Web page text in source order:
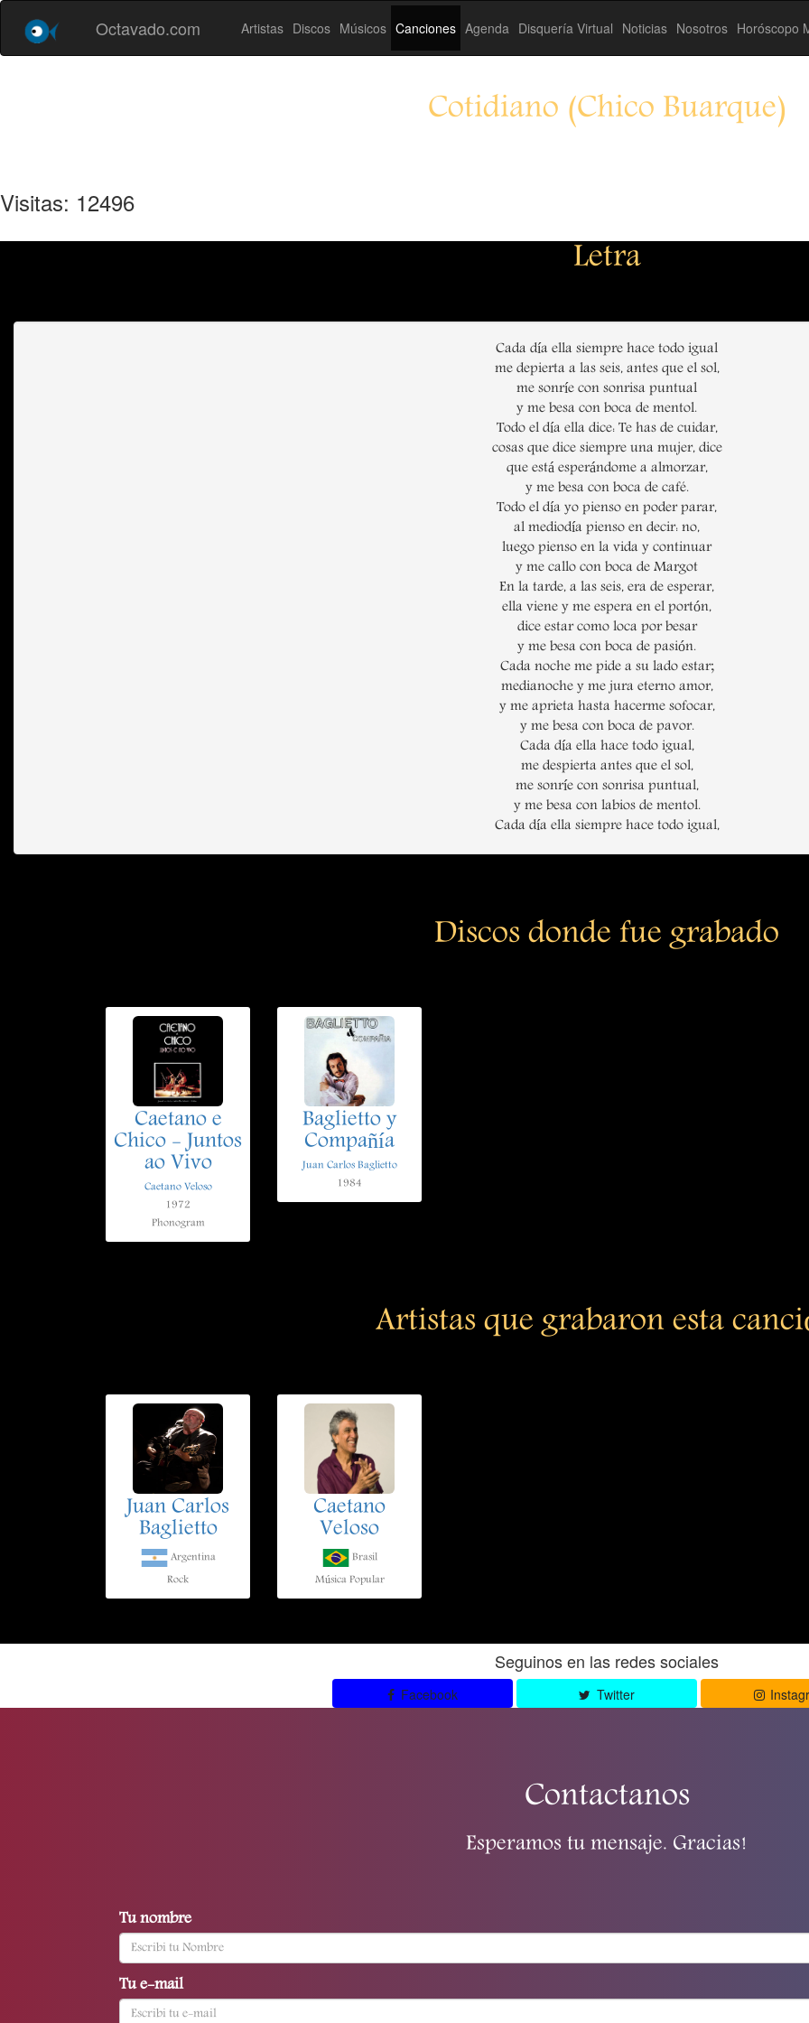
Octavado.com Artistas Discos Músicos Canciones Agenda Disquería Virtual Noticias Nosotros Horóscopo
Cotidiano (Chico Buarque)
Visitas: 12496
Letra
Cada día ella siempre hace todo igual
me depierta a las seis, antes que el sol,
me sonríe con sonrisa puntual
y me besa con boca de mentol.
Todo el día ella dice: Te has de cuidar,
cosas que dice siempre una mujer, dice
que está esperándome a almorzar,
y me besa con boca de café.
Todo el día yo pienso en poder parar,
al mediodía pienso en decir: no,
luego pienso en la vida y continuar
y me callo con boca de Margot
En la tarde, a las seis, era de esperar,
ella viene y me espera en el portón,
dice estar como loca por besar
y me besa con boca de pasión.
Cada noche me pide a su lado estar;
medianoche y me jura eterno amor,
y me aprieta hasta hacerme sofocar,
y me besa con boca de pavor.
Cada día ella hace todo igual,
me despierta antes que el sol,
me sonríe con sonrisa puntual,
y me besa con labios de mentol.
Cada día ella siempre hace todo igual,
Discos donde fue grabado
Caetano e
Chico - Juntos
ao Vivo
Caetano Veloso
1972
Phonogram
Baglietto y
Compañía
Juan Carlos Baglietto
1984
Artistas que grabaron esta
Juan Carlos
Baglietto
Argentina
Rock
Caetano
Veloso
Brasil
Música Popular
Seguinos en las redes sociales
Facebook Twitter
Contactanos
Esperamos tu mensaje. Gracias!
Tu nombre
Tu e-mail